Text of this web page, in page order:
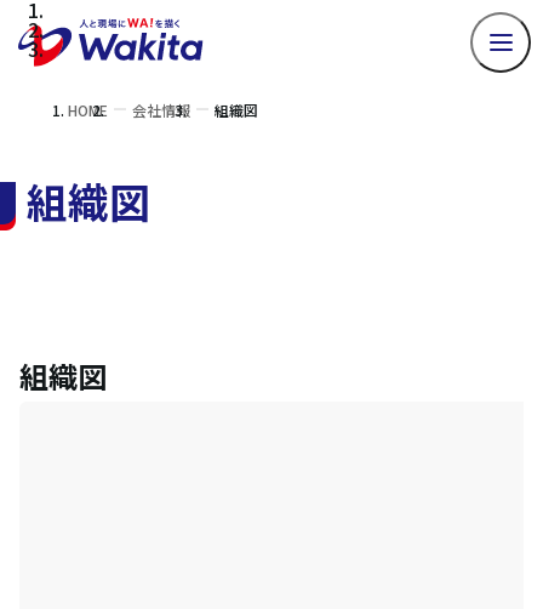
HOME 会社情報 組織図
組織図
組織図